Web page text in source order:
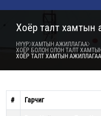
Хоёр талт хамтын
НҮҮР ХАМТЫН АЖИЛЛАГАА
ХОЁР БОЛОН ОЛОН ТАЛТ
ХОЁР ТАЛТ ХАМТЫН АЖИЛЛАГАА
# Гарчиг